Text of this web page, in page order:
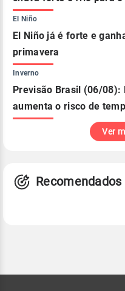
El Niño
El Niño já é forte e
primavera
Inverno
Previsão Brasil (06/08):
aumenta o risco de
Ver